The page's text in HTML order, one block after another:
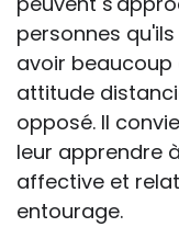
personnes
avoir
attitude
opposé. Il
leur apprendre
affective et
entourage.